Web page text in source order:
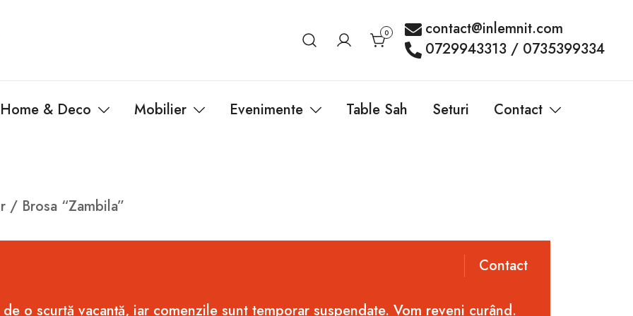
0
contact@inlemnit.com
0729943313 / 0735399334
Home & Deco Mobilier Evenimente Table Sah Seturi Contact
/ Brosa “Zambila”
Contact
o scurtă vacanță, iar comenzile sunt temporar suspendate. Vom reveni curând.